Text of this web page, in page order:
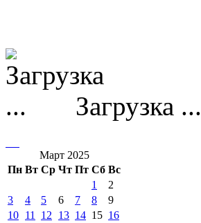
Загрузка ...
Март 2025
Пн Вт Ср Чт Пт Сб Вс
1
2
3
4 5 6 7 8
9
10 11 12 13 14 15 16